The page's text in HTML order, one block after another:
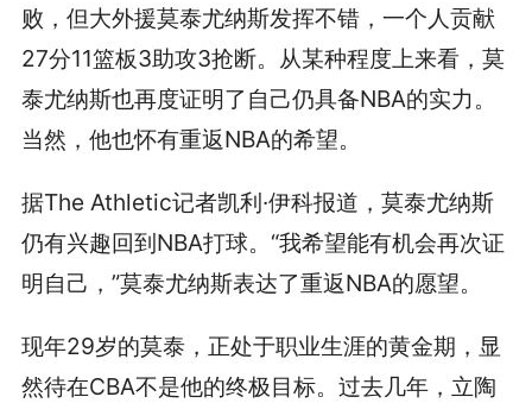
败，但大外援莫泰尤纳斯发挥不错，一个人贡献
27分11篮板3助攻3抢断。从某种程度上来看，莫
泰尤纳斯也再度证明了自己仍具备NBA的实力。
当然，他也怀有重返NBA的希望。
据The Athletic记者凯利·伊科报道，莫泰尤纳斯
仍有兴趣回到NBA打球。“我希望能有机会再次证
明自己，”莫泰尤纳斯表达了重返NBA的愿望。
现年29岁的莫泰，正处于职业生涯的黄金期，显
然待在CBA不是他的终极目标。过去几年，立陶